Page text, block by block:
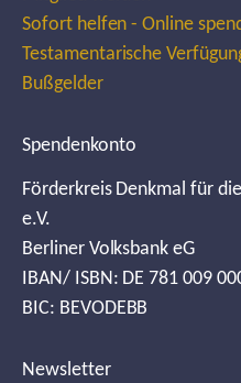
Sofort helfen - Online
Testamentarische
Bußgelder
Spendenkonto
Förderkreis Denkmal für
e.V.
Berliner Volksbank eG
IBAN/ ISBN: DE 781 009
BIC: BEVODEBB
Newsletter